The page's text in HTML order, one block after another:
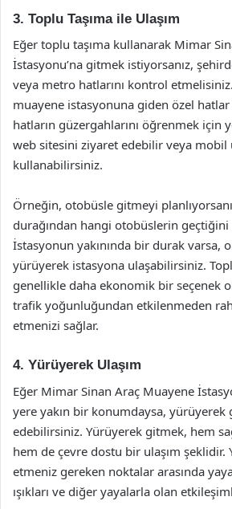
3. Toplu Taşıma ile Ulaşım
Eğer toplu taşıma kullanarak Mimar
İstasyonu’na gitmek istiyorsanız,
veya metro hatlarını kontrol
muayene istasyonuna giden özel
hatların güzergahlarını öğrenmek için
web sitesini ziyaret edebilir veya mobil
kullanabilirsiniz.
Örneğin, otobüsle gitmeyi
durağından hangi otobüslerin
İstasyonun yakınında bir durak varsa,
yürüyerek istasyona ulaşabilirsiniz.
genellikle daha ekonomik bir seçenek
trafik yoğunluğundan etkilenmeden
etmenizi sağlar.
4. Yürüyerek Ulaşım
Eğer Mimar Sinan Araç Muayene
yere yakın bir konumdaysa, yürüyerek
edebilirsiniz. Yürüyerek gitmek, hem
hem de çevre dostu bir ulaşım şeklidir.
etmeniz gereken noktalar arasında
ışıkları ve diğer yayalarla olan